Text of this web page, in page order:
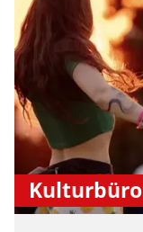
Kulturbüro